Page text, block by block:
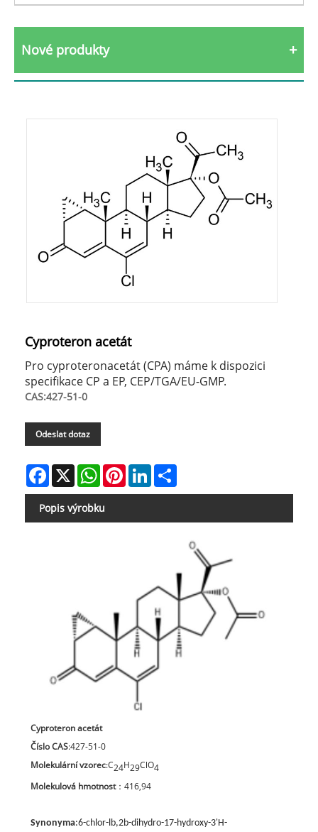
Nové produkty
Cyproteron acetát
Pro cyproteronacetát (CPA) máme k dispozici
specifikace CP a EP, CEP/TGA/EU-GMP.
CAS:427-51-0
Odeslat dotaz
Facebook
X WhatsAppPinterestLinkedIn
Popis výrobku
Cyproteron acetát
Číslo CAS:427-51-0
Molekulární vzorec:C24H29ClO4
Molekulová hmotnost：416,94
Synonyma:6-chlor-lb,2b-dihydro-17-hydroxy-3'H-